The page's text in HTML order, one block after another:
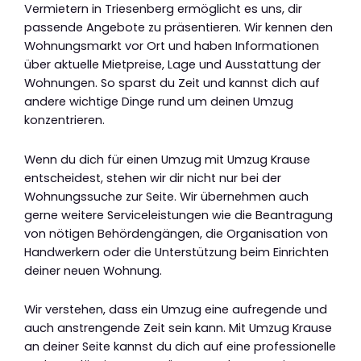
Vermietern in Triesenberg ermöglicht es uns, dir
passende Angebote zu präsentieren. Wir kennen den
Wohnungsmarkt vor Ort und haben Informationen
über aktuelle Mietpreise, Lage und Ausstattung der
Wohnungen. So sparst du Zeit und kannst dich auf
andere wichtige Dinge rund um deinen Umzug
konzentrieren.
Wenn du dich für einen Umzug mit Umzug Krause
entscheidest, stehen wir dir nicht nur bei der
Wohnungssuche zur Seite. Wir übernehmen auch
gerne weitere Serviceleistungen wie die Beantragung
von nötigen Behördengängen, die Organisation von
Handwerkern oder die Unterstützung beim Einrichten
deiner neuen Wohnung.
Wir verstehen, dass ein Umzug eine aufregende und
auch anstrengende Zeit sein kann. Mit Umzug Krause
an deiner Seite kannst du dich auf eine professionelle